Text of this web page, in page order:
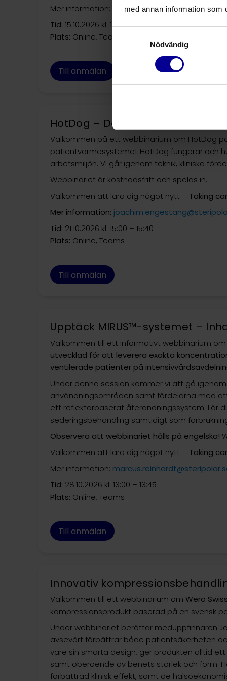
med annan information som
Nödvändig
Mer information: mona.storm@steripolar.se
Tid: 15.10.2026 kl. 15:00 – 15:40
Plats: Online, Teams
Till anmälan
HotDog – Det tysta
Välkommen på ett webbinarium om HotDog
patientvärmesystemet HotDog fungerar och
arbetsmiljön. Vi går igenom teknik, kliniska
Webbinariet är kostnadsfritt och spelas in.
Välkommen att lära dig något nytt – Taking
Mer information:
Tid: 21.10.2026 kl. 15:00 – 15:40
Plats: Online, Teams
Till anmälan
Upptäck MIRUS™-systemet –
Välkommen till ett informativt webbinarium om
utvecklad för att leverera exakta
ventilerade patienter på
Under denna session kommer vi att gå
användningsområden samt fördelarna med
ett reflektorbaserat återandningssystem. Lär
sederingsbehandling samtidigt som
Observera att webbinariet hålls på engelska!
Välkommen att lära dig något nytt – Taking
Mer information:
Tid: 28.10.2026 kl. 13:00 – 13:45
Plats: Online, Teams
Till anmälan
Innovativ
Välkommen till ett webbinarium om Wero
kompressionsprodukt baserad på en svensk
Under webbinariet berättar meduppfinnaren
avsevärt förbättrar både patientsäkerheten
vare sin smarta design, ger produkten alltid
samt oberoende av benets storlek och form.
förbättrad klinisk effekt, samt de